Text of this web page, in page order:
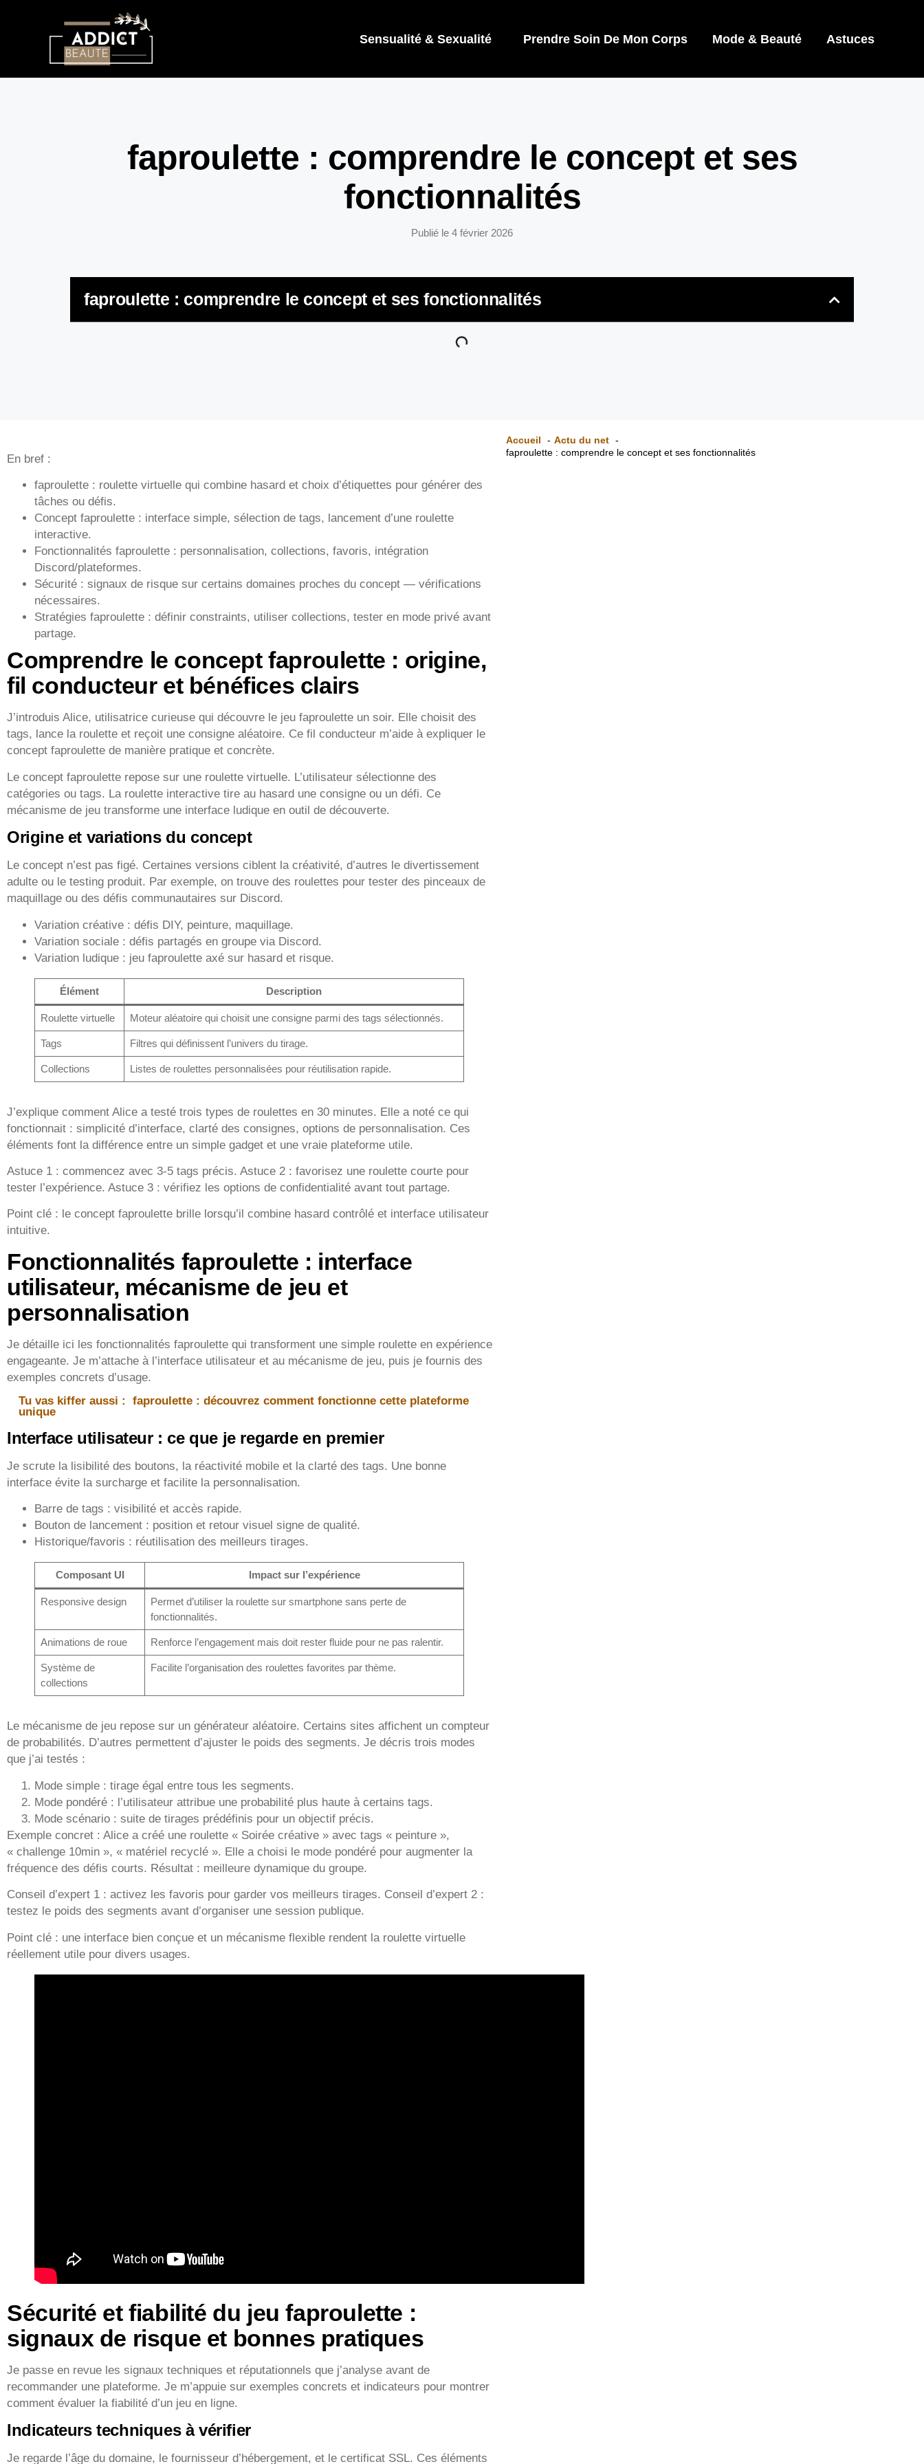
Sensualité & Sexualité Prendre Soin De Mon Corps Mode & Beauté Astuces
faproulette : comprendre le concept et ses
fonctionnalités
Publié le 4 février 2026
faproulette : comprendre le concept et ses fonctionnalités
En bref :
faproulette : roulette virtuelle qui combine hasard et choix d’étiquettes pour générer des
tâches ou défis.
Concept faproulette : interface simple, sélection de tags, lancement d’une roulette
interactive.
Fonctionnalités faproulette : personnalisation, collections, favoris, intégration
Discord/plateformes.
Sécurité : signaux de risque sur certains domaines proches du concept — vérifications
nécessaires.
Stratégies faproulette : définir constraints, utiliser collections, tester en mode privé avant
partage.
Comprendre le concept faproulette : origine,
fil conducteur et bénéfices clairs
J’introduis Alice, utilisatrice curieuse qui découvre le jeu faproulette un soir. Elle choisit des
tags, lance la roulette et reçoit une consigne aléatoire. Ce fil conducteur m’aide à expliquer le
concept faproulette de manière pratique et concrète.
Le concept faproulette repose sur une roulette virtuelle. L’utilisateur sélectionne des
catégories ou tags. La roulette interactive tire au hasard une consigne ou un défi. Ce
mécanisme de jeu transforme une interface ludique en outil de découverte.
Origine et variations du concept
Le concept n’est pas figé. Certaines versions ciblent la créativité, d’autres le divertissement
adulte ou le testing produit. Par exemple, on trouve des roulettes pour tester des pinceaux de
maquillage ou des défis communautaires sur Discord.
Variation créative : défis DIY, peinture, maquillage.
Variation sociale : défis partagés en groupe via Discord.
Variation ludique : jeu faproulette axé sur hasard et risque.
Élément Description
Roulette virtuelle Moteur aléatoire qui choisit une consigne parmi des tags sélectionnés.
Tags Filtres qui définissent l’univers du tirage.
Collections Listes de roulettes personnalisées pour réutilisation rapide.
J’explique comment Alice a testé trois types de roulettes en 30 minutes. Elle a noté ce qui
fonctionnait : simplicité d’interface, clarté des consignes, options de personnalisation. Ces
éléments font la différence entre un simple gadget et une vraie plateforme utile.
Astuce 1 : commencez avec 3-5 tags précis. Astuce 2 : favorisez une roulette courte pour
tester l’expérience. Astuce 3 : vérifiez les options de confidentialité avant tout partage.
Point clé : le concept faproulette brille lorsqu’il combine hasard contrôlé et interface utilisateur
intuitive.
Fonctionnalités faproulette : interface
utilisateur, mécanisme de jeu et
personnalisation
Je détaille ici les fonctionnalités faproulette qui transforment une simple roulette en expérience
engageante. Je m’attache à l’interface utilisateur et au mécanisme de jeu, puis je fournis des
exemples concrets d’usage.
Tu vas kiffer aussi :
faproulette : découvrez comment fonctionne cette plateforme
unique
Interface utilisateur : ce que je regarde en premier
Je scrute la lisibilité des boutons, la réactivité mobile et la clarté des tags. Une bonne
interface évite la surcharge et facilite la personnalisation.
Barre de tags : visibilité et accès rapide.
Bouton de lancement : position et retour visuel signe de qualité.
Historique/favoris : réutilisation des meilleurs tirages.
Composant UI Impact sur l’expérience
Responsive design
Permet d’utiliser la roulette sur smartphone sans perte de
fonctionnalités.
Animations de roue Renforce l’engagement mais doit rester fluide pour ne pas ralentir.
Système de
collections
Facilite l’organisation des roulettes favorites par thème.
Le mécanisme de jeu repose sur un générateur aléatoire. Certains sites affichent un compteur
de probabilités. D’autres permettent d’ajuster le poids des segments. Je décris trois modes
que j’ai testés :
Mode simple : tirage égal entre tous les segments.
Mode pondéré : l’utilisateur attribue une probabilité plus haute à certains tags.
Mode scénario : suite de tirages prédéfinis pour un objectif précis.
Exemple concret : Alice a créé une roulette « Soirée créative » avec tags « peinture »,
« challenge 10min », « matériel recyclé ». Elle a choisi le mode pondéré pour augmenter la
fréquence des défis courts. Résultat : meilleure dynamique du groupe.
Conseil d’expert 1 : activez les favoris pour garder vos meilleurs tirages. Conseil d’expert 2 :
testez le poids des segments avant d’organiser une session publique.
Point clé : une interface bien conçue et un mécanisme flexible rendent la roulette virtuelle
réellement utile pour divers usages.
Sécurité et fiabilité du jeu faproulette :
signaux de risque et bonnes pratiques
Je passe en revue les signaux techniques et réputationnels que j’analyse avant de
recommander une plateforme. Je m’appuie sur exemples concrets et indicateurs pour montrer
comment évaluer la fiabilité d’un jeu en ligne.
Indicateurs techniques à vérifier
Je regarde l’âge du domaine, le fournisseur d’hébergement, et le certificat SSL. Ces éléments
Accueil
Actu du net
faproulette : comprendre le concept et ses fonctionnalités